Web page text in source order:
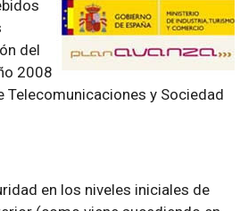
del
2008
y Sociedad
en los niveles iniciales de